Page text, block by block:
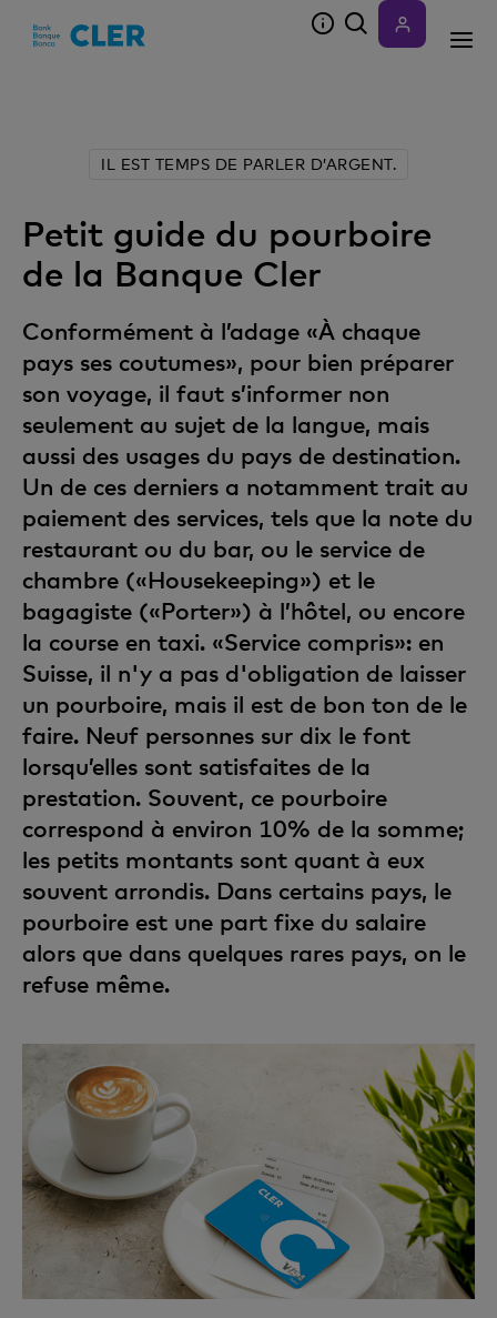
IL EST TEMPS DE PARLER D’ARGENT.
Petit guide du pourboire
de la Banque Cler
Conformément à l’adage «À chaque
pays ses coutumes», pour bien préparer
son voyage, il faut s’informer non
seulement au sujet de la langue, mais
aussi des usages du pays de destination.
Un de ces derniers a notamment trait au
paiement des services, tels que la note du
restaurant ou du bar, ou le service de
chambre («Housekeeping») et le
bagagiste («Porter») à l’hôtel, ou encore
la course en taxi. «Service compris»: en
Suisse, il n'y a pas d'obligation de laisser
un pourboire, mais il est de bon ton de le
faire. Neuf personnes sur dix le font
lorsqu’elles sont satisfaites de la
prestation. Souvent, ce pourboire
correspond à environ 10% de la somme;
les petits montants sont quant à eux
souvent arrondis. Dans certains pays, le
pourboire est une part fixe du salaire
alors que dans quelques rares pays, on le
refuse même.